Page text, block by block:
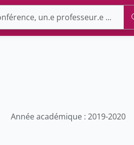
Année académique : 2019-2020